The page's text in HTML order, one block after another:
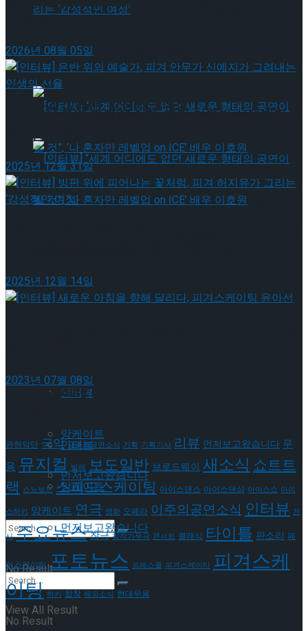
[인터뷰] 빙판 위에 피어나는 꽃처럼, 피겨 허지
유가 그리는 ‘감성적인 여정’
[인터뷰] “세계 어디에도 없던 새로운 형태의
이호원
인터뷰
앙케이트
먼저보고왔습니다
No Result
View All Result
[인터뷰] 빙판 위에 피어나는 꽃처럼, 피겨 허지
유가 그리는 ‘감성적인 여정’
공연이 될 것”, ‘나 혼자만 레벨업 on ICE’ 배우
Trending Tags
인터뷰
앙케이트
먼저보고왔습니다
No Result
월 개막
2026년 08월 05일
[인터뷰] 은반 위의 예술가, 피겨 안무가 신예지가 그
려내는 인생의 선율
2025년 12월 31일
2025년 12월 14일
2023년 07월 08일
관현악단 국악 금주의공연소식 기획 기획기사 리뷰 먼저보고왔습니다 무
용 뮤지컬 발레 보도일반 브로드웨이 새소식쇼트트
랙 스노보드 스피드스케이팅 아이스댄스 아이스댄싱 아이스쇼 아이
스하키 앙케이트 연극 영화 오페라 이주의공연소식 인터뷰 전
시 주요뉴스 창극 창작가무극 콘서트 클래식 타이틀 판소리 페
어스케이팅 포토뉴스 프레스콜 피겨스케이티 피겨스케
이팅 하키 합창 해외소식 현대무용